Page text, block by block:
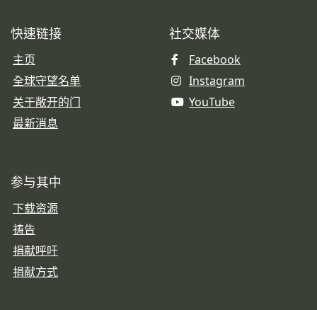
快速链接
主页
全球守望名单
关于敞开的门
最新消息
社交媒体
Facebook
Instagram
YouTube
参与其中
下载资源
祷告
捐献呼吁
捐献方式